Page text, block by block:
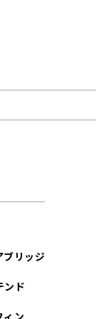
ブリッジ
ンド
ィン